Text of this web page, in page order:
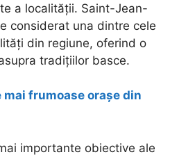
a localității. Saint-Jean-
considerat una dintre cele
din regiune, oferind o
tradițiilor basce.
mai frumoase orașe din
importante obiective ale